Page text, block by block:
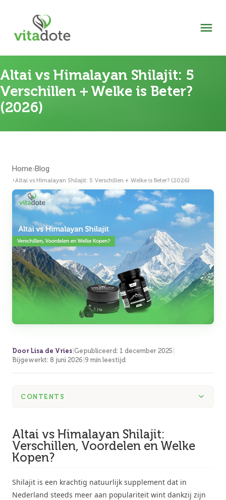
Altai vs Himalayan Shilajit: 5
Verschillen + Welke is Beter?
(2026)
Home›Blog
›Altai vs Himalayan Shilajit: 5 Verschillen + Welke is Beter? (2026)
Door Lisa de Vries Gepubliceerd: 1 december 2025
Bijgewerkt: 8 juni 2026 9 min leestijd
CONTENTS
Altai vs Himalayan Shilajit:
Verschillen, Voordelen en Welke
Kopen?
Shilajit is een krachtig natuurlijk supplement dat in
Nederland steeds meer aan populariteit wint dankzij zijn